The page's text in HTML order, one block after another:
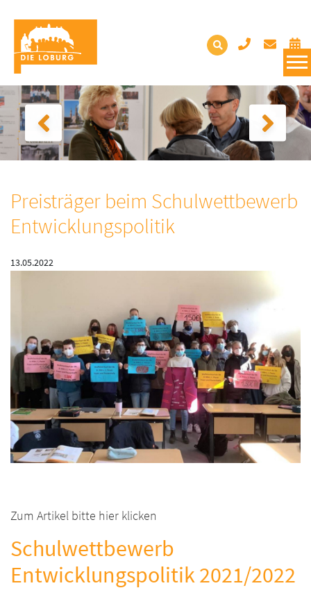
Preisträger beim Schulwettbewerb
Entwicklungspolitik
13.05.2022
Zum Artikel bitte hier klicken
Schulwettbewerb
Entwicklungspolitik 2021/2022